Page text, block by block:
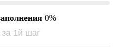
0
1й шаг